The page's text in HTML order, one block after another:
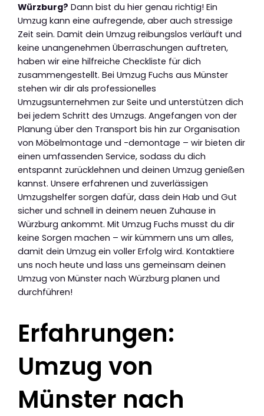
Würzburg? Dann bist du hier genau richtig! Ein
Umzug kann eine aufregende, aber auch stressige
Zeit sein. Damit dein Umzug reibungslos verläuft und
keine unangenehmen Überraschungen auftreten,
haben wir eine hilfreiche Checkliste für dich
zusammengestellt. Bei Umzug Fuchs aus Münster
stehen wir dir als professionelles
Umzugsunternehmen zur Seite und unterstützen dich
bei jedem Schritt des Umzugs. Angefangen von der
Planung über den Transport bis hin zur Organisation
von Möbelmontage und -demontage – wir bieten dir
einen umfassenden Service, sodass du dich
entspannt zurücklehnen und deinen Umzug genießen
kannst. Unsere erfahrenen und zuverlässigen
Umzugshelfer sorgen dafür, dass dein Hab und Gut
sicher und schnell in deinem neuen Zuhause in
Würzburg ankommt. Mit Umzug Fuchs musst du dir
keine Sorgen machen – wir kümmern uns um alles,
damit dein Umzug ein voller Erfolg wird. Kontaktiere
uns noch heute und lass uns gemeinsam deinen
Umzug von Münster nach Würzburg planen und
durchführen!
Erfahrungen:
Umzug von
Münster nach